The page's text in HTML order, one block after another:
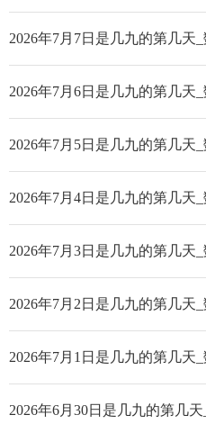
2026年7月7日是几九的第几天
2026年7月6日是几九的第几天
2026年7月5日是几九的第几天
2026年7月4日是几九的第几天
2026年7月3日是几九的第几天
2026年7月2日是几九的第几天
2026年7月1日是几九的第几天
2026年6月30日是几九的第几